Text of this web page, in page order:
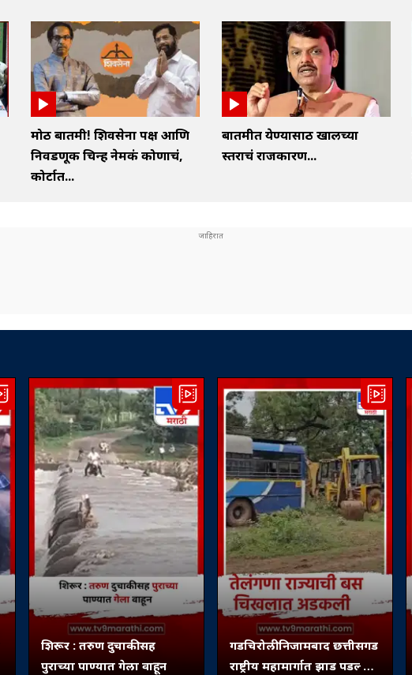
मोठी बातमी! शिवसेना पक्ष आणि
निवडणूक चिन्ह नेमकं कोणाचं,
कोर्टात...
बातमीत येण्यासाठी खालच्या
स्तराचं राजकारण...
शिरूर : तरुण दुचाकीसह
पुराच्या पाण्यात गेला वाहून
गडचिरोली निजामबाद छत्तीसगड
राष्ट्रीय महामार्गात झाड पडल्याने